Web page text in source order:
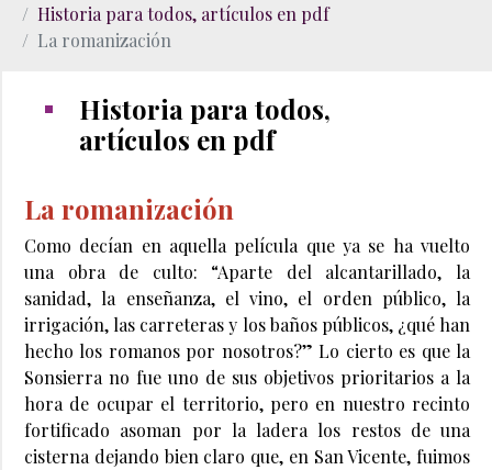
Historia para todos, artículos en pdf
La romanización
Historia para todos,
artículos en pdf
La romanización
Como decían en aquella película que ya se ha vuelto
una obra de culto: “Aparte del alcantarillado, la
sanidad, la enseñanza, el vino, el orden público, la
irrigación, las carreteras y los baños públicos, ¿qué han
hecho los romanos por nosotros?” Lo cierto es que la
Sonsierra no fue uno de sus objetivos prioritarios a la
hora de ocupar el territorio, pero en nuestro recinto
fortificado asoman por la ladera los restos de una
cisterna dejando bien claro que, en San Vicente, fuimos